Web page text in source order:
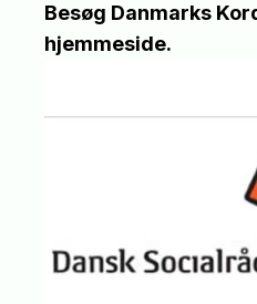
Besøg Danmarks
hjemmeside.